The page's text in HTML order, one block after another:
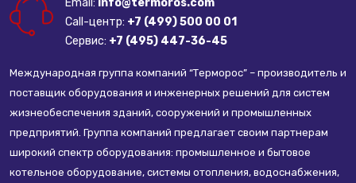
Email: info@termoros.com
Call-центр: +7 (499) 500 00 01
Сервис: +7 (495) 447-36-45
Международная группа компаний “Терморос” – производитель и
поставщик оборудования и инженерных решений для систем
жизнеобеспечения зданий, сооружений и промышленных
предприятий. Группа компаний предлагает своим партнерам
широкий спектр оборудования: промышленное и бытовое
котельное оборудование, системы отопления, водоснабжения,